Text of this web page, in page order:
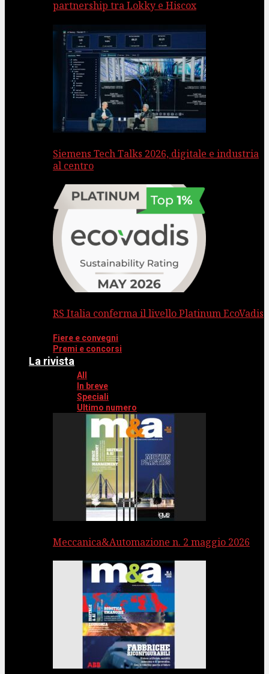
partnership tra Lokky e Hiscox
Siemens Tech Talks 2026, digitale e industria
al centro
RS Italia conferma il livello Platinum EcoVadis
Fiere e convegni
Premi e concorsi
La rivista
All
In breve
Speciali
Ultimo numero
Meccanica&Automazione n. 2 maggio 2026